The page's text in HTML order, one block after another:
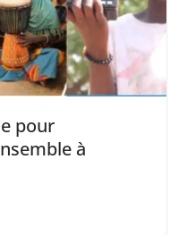
pour
à